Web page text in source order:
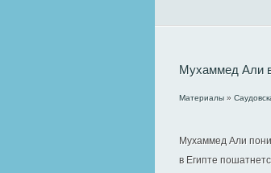
Мухаммед Али
Материалы »
Мухаммед Али
в Египте